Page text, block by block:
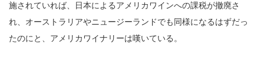
施されていれば、日本によるアメリカワインへの課税が撤廃さ
れ、オーストラリアやニュージーランドでも同様になるはずだっ
たのにと、アメリカワイナリーは嘆いている。